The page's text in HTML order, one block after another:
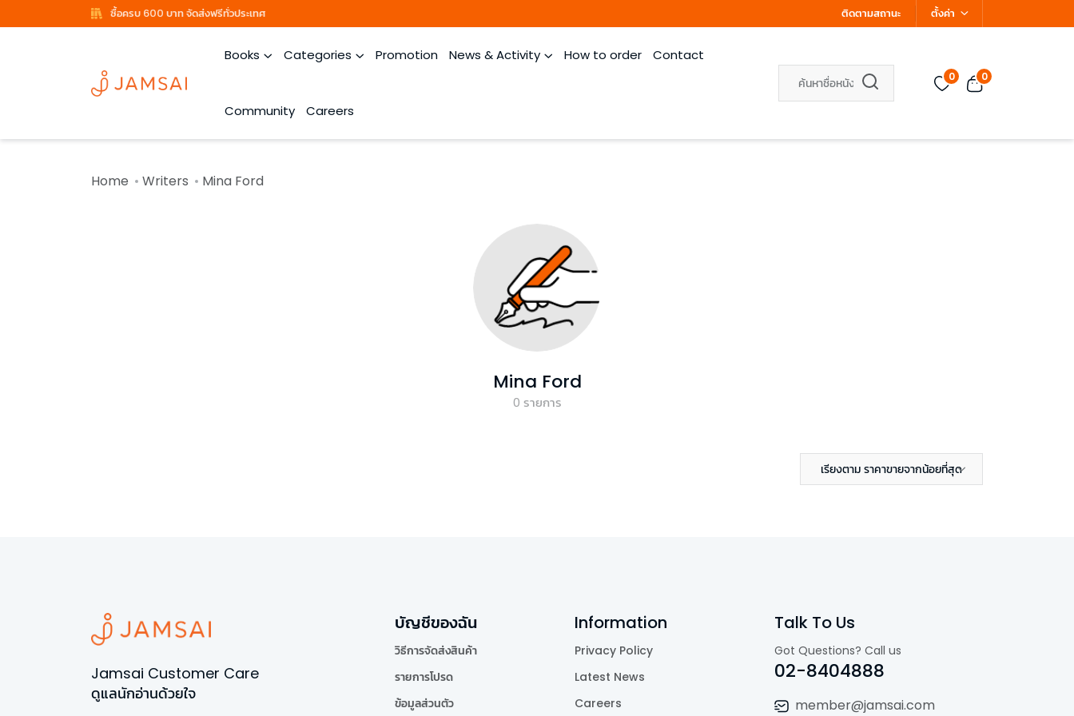
ซื้อครบ 600 บาท จัดส่งฟรีทั่วประเทศ ติดตามสถานะ ตั้งค่า
Books Categories Promotion News & Activity How to order Contact
Community Careers
0 0
Home Writers Mina Ford
Mina Ford
0 รายการ
เรียงตาม ราคาขายจากน้อยที่สุด
Jamsai Customer Care
ดูแลนักอ่านด้วยใจ
บัญชีของฉัน
วิธีการจัดส่งสินค้า
รายการโปรด
ข้อมูลส่วนตัว
Information
Privacy Policy
Latest News
Careers
Talk To Us
Got Questions? Call us
02-8404888
member@jamsai.com